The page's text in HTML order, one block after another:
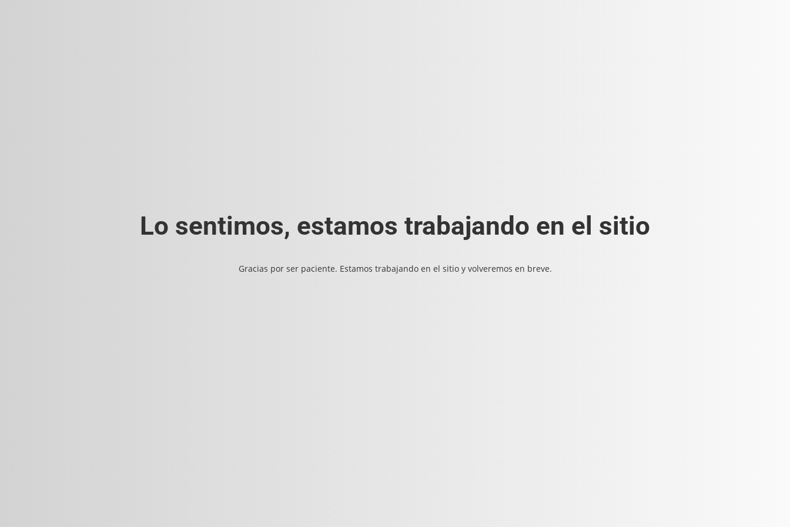
Lo sentimos, estamos trabajando en el sitio
Gracias por ser paciente. Estamos trabajando en el sitio y volveremos en breve.